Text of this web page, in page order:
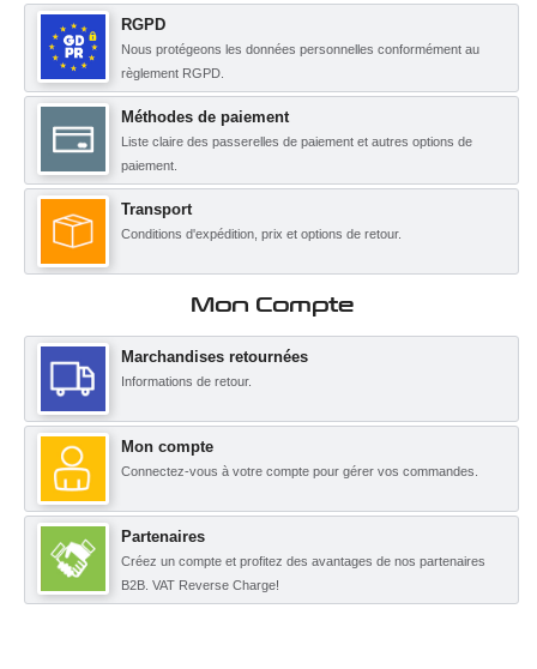
RGPD
Nous protégeons les données personnelles conformément au
règlement RGPD.
Méthodes de paiement
Liste claire des passerelles de paiement et autres options de
paiement.
Transport
Conditions d'expédition, prix et options de retour.
Mon Compte
Marchandises retournées
Informations de retour.
Mon compte
Connectez-vous à votre compte pour gérer vos commandes.
Partenaires
Créez un compte et profitez des avantages de nos partenaires
B2B. VAT Reverse Charge!